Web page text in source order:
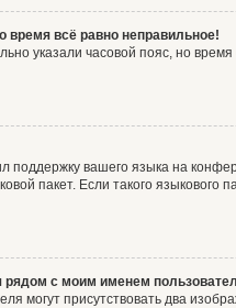
время всё равно неправильное!
указали часовой пояс, но
поддержку вашего языка на
пакет. Если такого
рядом с моим именем
могут присутствовать два